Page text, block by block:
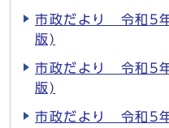
市政だより 令和5
版)
市政だより 令和5
版)
市政だより 令和5